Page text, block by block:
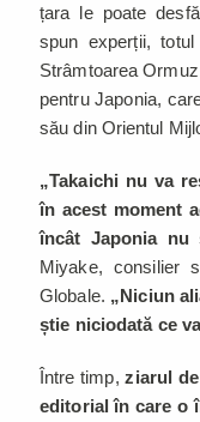
țara le poate
spun experții,
Strâmtoarea
pentru Japonia,
său din Orientul
„Takaichi nu va
în acest moment
încât Japonia
Miyake, consilier
Globale. „Niciun
știe niciodată ce
Între timp,ziarul
editorial în care o